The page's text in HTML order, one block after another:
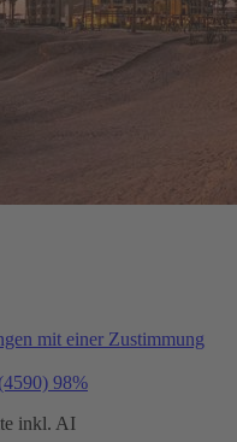
mit einer Zustimmung
(4590) 98%
inkl. AI